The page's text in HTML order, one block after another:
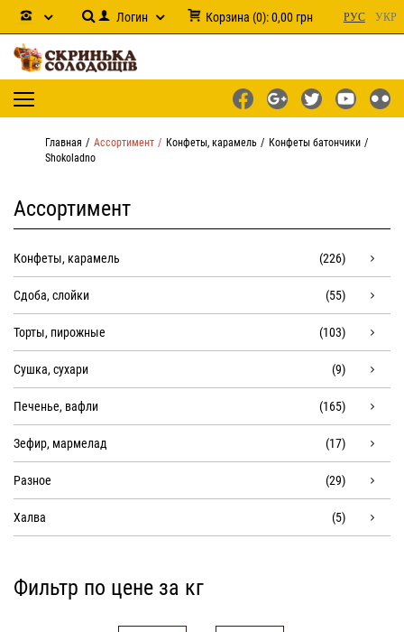
Логин Корзина (0):0,00 грн РУС УКР
Главная Ассортимент Конфеты, карамель
Конфеты батончики
Shokoladno
Ассортимент
Конфеты, карамель (226)
Сдоба, слойки (55)
Торты, пирожные (103)
Сушка, сухари (9)
Печенье, вафли (165)
Зефир, мармелад (17)
Разное (29)
Халва (5)
Фильтр по цене за кг